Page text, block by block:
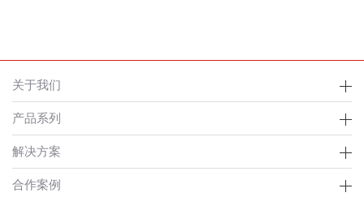
关于我们
产品系列
解决方案
合作案例